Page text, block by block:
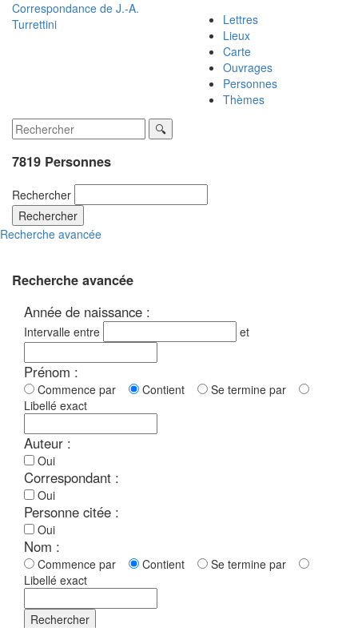
Correspondance de J.-A.
Turrettini
Lettres
Lieux
Carte
Ouvrages
Personnes
Thèmes
7819 Personnes
Rechercher
Rechercher
Recherche avancée
Recherche avancée
Année de naissance :
Intervalle entre et
Prénom :
Commence par Contient
Se termine par
Libellé exact
Auteur :
Oui
Correspondant :
Oui
Personne citée :
Oui
Nom :
Commence par Contient
Se termine par
Libellé exact
Rechercher